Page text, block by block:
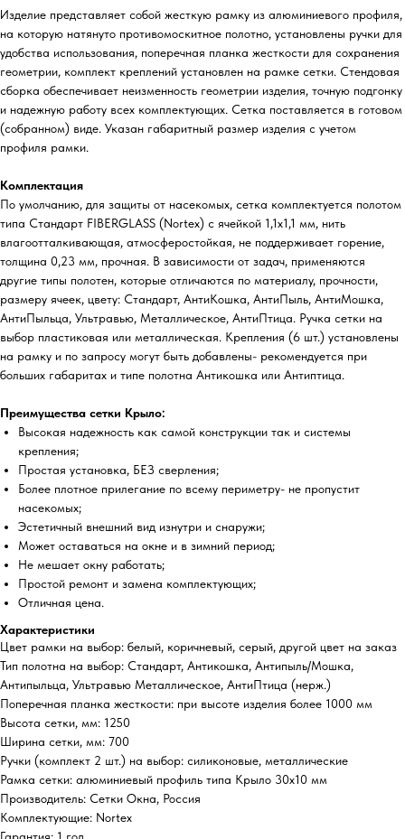
Изделие представляет собой жесткую рамку из алюминиевого профиля,
на которую натянуто противомоскитное полотно, установлены ручки для
удобства использования, поперечная планка жесткости для сохранения
геометрии, комплект креплений установлен на рамке сетки. Стендовая
сборка обеспечивает неизменность геометрии изделия, точную подгонку
и надежную работу всех комплектующих. Сетка поставляется в готовом
(собранном) виде. Указан габаритный размер изделия с учетом
профиля рамки.
Комплектация
По умолчанию, для защиты от насекомых, сетка комплектуется полотом
типа Стандарт FIBERGLASS (Nortex) с ячейкой 1,1х1,1 мм, нить
влагоотталкивающая, атмосферостойкая, не поддерживает горение,
толщина 0,23 мм, прочная. В зависимости от задач, применяются
другие типы полотен, которые отличаются по материалу, прочности,
размеру ячеек, цвету: Стандарт, АнтиКошка, АнтиПыль, АнтиМошка,
АнтиПыльца, Ультравью, Металлическое, АнтиПтица. Ручка сетки на
выбор пластиковая или металлическая. Крепления (6 шт.) установлены
на рамку и по запросу могут быть добавлены- рекомендуется при
больших габаритах и типе полотна Антикошка или Антиптица.
Преимущества сетки Крыло:
Высокая надежность как самой конструкции так и системы
крепления;
Простая установка, БЕЗ сверления;
Более плотное прилегание по всему периметру- не пропустит
насекомых;
Эстетичный внешний вид изнутри и снаружи;
Может оставаться на окне и в зимний период;
Не мешает окну работать;
Простой ремонт и замена комплектующих;
Отличная цена.
Характеристики
Цвет рамки на выбор: белый, коричневый, серый, другой цвет на заказ
Тип полотна на выбор: Стандарт, Антикошка, Антипыль/Мошка,
Антипыльца, Ультравью Металлическое, АнтиПтица (нерж.)
Поперечная планка жесткости: при высоте изделия более 1000 мм
Высота сетки, мм: 1250
Ширина сетки, мм: 700
Ручки (комплект 2 шт.) на выбор: силиконовые, металлические
Рамка сетки: алюминиевый профиль типа Крыло 30х10 мм
Производитель: Сетки Окна, Россия
Комплектующие: Nortex